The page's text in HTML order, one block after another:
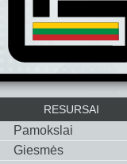
RESURSAI
Pamokslai
Giesmės